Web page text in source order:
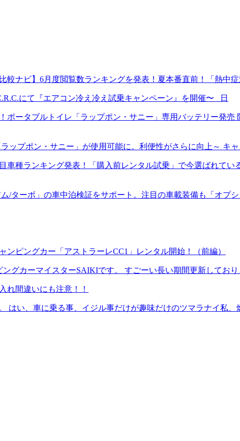
較ナビ】6月度閲覧数ランキングを発表！夏本番直前！「熱中
にて『エアコン冷え冷え試乗キャンペーン』を開催〜 日
ポータブルトイレ「ラップポン・サニー」専用バッテリー発
ップポン・サニー」が使用可能に。利便性がさらに向上～ キ
車種ランキング発表！「購入前レンタル試乗」で今選ばれて
/ターボ」の車中泊検証をサポート。注目の車載装備も「オプ
ンピングカー「アストラーレCC1」レンタル開始！（前編）
グカーマイスターSAIKIです。 すごーい長い期間更新しており
れ間違いにも注意！！
はい、車に乗る事、イジル事だけが趣味だけのツマラナイ私、